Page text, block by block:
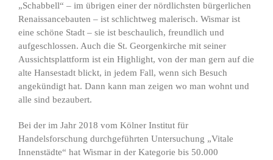
„Schabbell“ – im übrigen einer der nördlichsten bürgerlichen
Renaissancebauten – ist schlichtweg malerisch. Wismar ist
eine schöne Stadt – sie ist beschaulich, freundlich und
aufgeschlossen. Auch die St. Georgenkirche mit seiner
Aussichtsplattform ist ein Highlight, von der man gern auf die
alte Hansestadt blickt, in jedem Fall, wenn sich Besuch
angekündigt hat. Dann kann man zeigen wo man wohnt und
alle sind bezaubert.
Bei der im Jahr 2018 vom Kölner Institut für
Handelsforschung durchgeführten Untersuchung „Vitale
Innenstädte“ hat Wismar in der Kategorie bis 50.000